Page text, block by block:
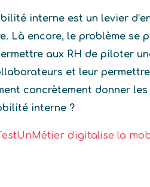
interne est un levier
Là encore, le problème se
aux RH de piloter
et leur
concrètement donner
interne ?
digitalise la